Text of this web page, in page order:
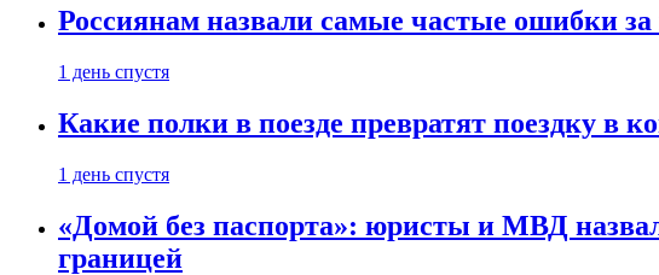
Россиянам назвали самые частые ошибки
1 день спустя
Какие полки в поезде превратят поездку в
1 день спустя
«Домой без паспорта»: юристы и МВД
границей